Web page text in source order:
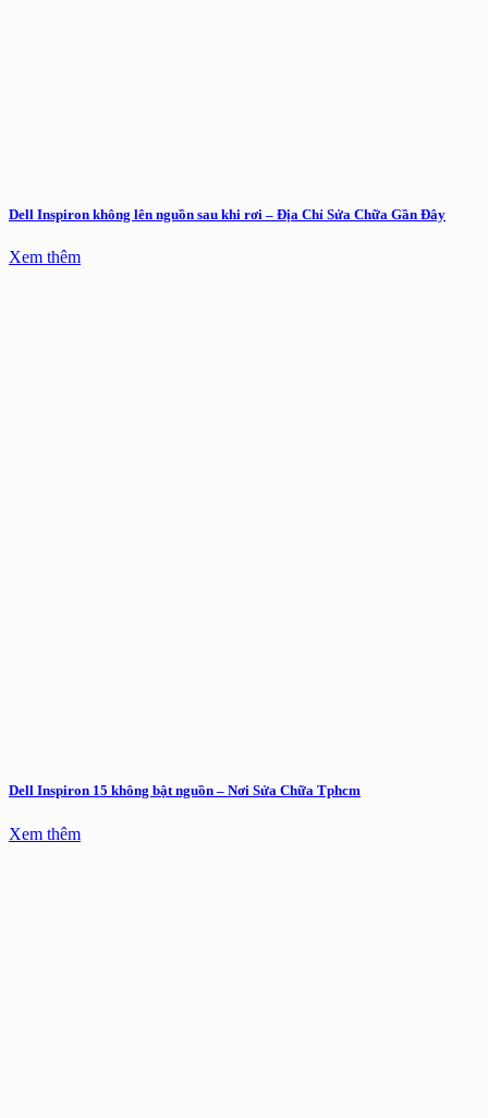
Dell Inspiron không lên nguồn sau khi rơi – Địa Chỉ Sửa Chữa Gần Đây
Xem thêm
Dell Inspiron 15 không bật nguồn – Nơi Sửa Chữa Tphcm
Xem thêm